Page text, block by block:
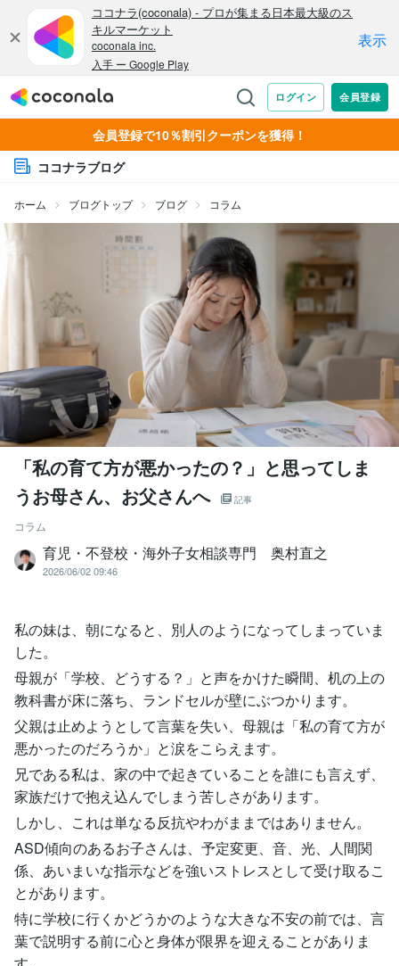
会員登録で10％割引クーポンを獲得！
ココナラブログ
ホーム ブログトップ ブログ コラム
「私の育て方が悪かったの？」と思ってしま
うお母さん、お父さんへ
記事
コラム
育児・不登校・海外子女相談専門 奥村直之
2026/06/02 09:46
私の妹は、朝になると、別人のようになってしまっていま
した。
母親が「学校、どうする？」と声をかけた瞬間、机の上の
教科書が床に落ち、ランドセルが壁にぶつかります。
父親は止めようとして言葉を失い、母親は「私の育て方が
悪かったのだろうか」と涙をこらえます。
兄である私は、家の中で起きていることを誰にも言えず、
家族だけで抱え込んでしまう苦しさがあります。
しかし、これは単なる反抗やわがままではありません。
ASD傾向のあるお子さんは、予定変更、音、光、人間関
係、あいまいな指示などを強いストレスとして受け取るこ
とがあります。
特に学校に行くかどうかのような大きな不安の前では、言
葉で説明する前に心と身体が限界を迎えることがありま